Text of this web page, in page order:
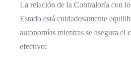
La relación de la Contraloría con
Estado está cuidadosamente
autonomías mientras se asegura el
efectivo: